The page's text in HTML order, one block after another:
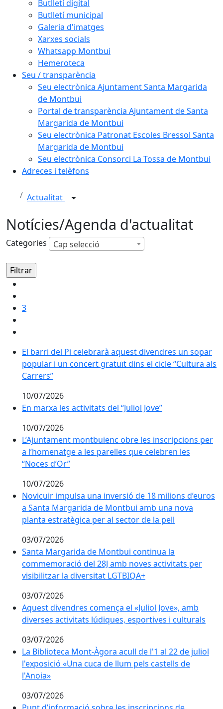
Butlletí digital
Butlletí municipal
Galeria d'imatges
Xarxes socials
Whatsapp Montbui
Hemeroteca
Seu / transparència
Seu electrònica Ajuntament Santa Margarida
de Montbui
Portal de transparència Ajuntament de Santa
Margarida de Montbui
Seu electrònica Patronat Escoles Bressol Santa
Margarida de Montbui
Seu electrònica Consorci La Tossa de Montbui
Adreces i telèfons
Actualitat
Notícies/Agenda d'actualitat
Categories Cap selecció
3
El barri del Pi celebrarà aquest divendres un sopar
El barri del Pi celebrarà aquest divendres un sopar
popular i un concert gratuït dins el cicle “Cultura als
Carrers”
10/07/2026
En marxa les activitats del “Juliol Jove”
En marxa les activitats del “Juliol Jove”
10/07/2026
L’Ajuntament montbuienc obre les inscripcions per a
L’Ajuntament montbuienc obre les inscripcions per
a l’homenatge a les parelles que celebren les
“Noces d’Or”
10/07/2026
Novicuir impulsa una inversió de 18 milions
Novicuir impulsa una inversió de 18 milions d’euros
a Santa Margarida de Montbui amb una nova
planta estratègica per al sector de la pell
03/07/2026
Santa Margarida de Montbui continua la
Santa Margarida de Montbui continua la
commemoració del 28J amb noves activitats per
visibilitzar la diversitat LGTBIQA+
03/07/2026
Aquest divendres comença el «Juliol Jove», amb
Aquest divendres comença el «Juliol Jove», amb
diverses activitats lúdiques, esportives i culturals
03/07/2026
La Biblioteca Mont-Àgora acull de l'1 al 22 de juliol
La Biblioteca Mont-Àgora acull de l'1 al 22 de juliol
l'exposició «Una cuca de llum pels castells de
l'Anoia»
03/07/2026